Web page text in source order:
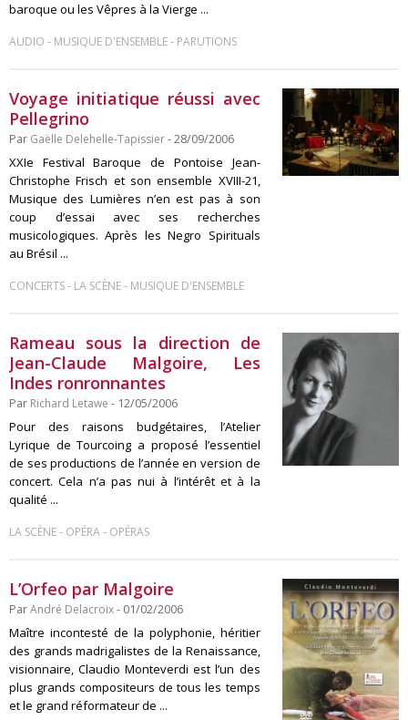
baroque ou les Vêpres à la Vierge ...
AUDIO - MUSIQUE D'ENSEMBLE- PARUTIONS
Voyage initiatique réussi avec
Pellegrino
Par Gaëlle Delehelle-Tapissier- 28/09/2006
XXIe Festival Baroque de Pontoise Jean-
Christophe Frisch et son ensemble XVIII-21,
Musique des Lumières n’en est pas à son
coup d’essai avec ses recherches
musicologiques. Après les Negro Spirituals
au Brésil ...
CONCERTS- LA SCÈNE- MUSIQUE D'ENSEMBLE
Rameau sous la direction de
Jean-Claude Malgoire, Les
Indes ronronnantes
Par Richard Letawe - 12/05/2006
Pour des raisons budgétaires, l’Atelier
Lyrique de Tourcoing a proposé l’essentiel
de ses productions de l’année en version de
concert. Cela n’a pas nui à l’intérêt et à la
qualité ...
LA SCÈNE- OPÉRA- OPÉRAS
L’Orfeo par Malgoire
ParAndré Delacroix- 01/02/2006
Maître incontesté de la polyphonie, héritier
des grands madrigalistes de la Renaissance,
visionnaire, Claudio Monteverdi est l’un des
plus grands compositeurs de tous les temps
et le grand réformateur de ...